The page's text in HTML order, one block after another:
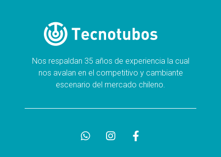
Nos respaldan 35 años de experiencia la cual
nos avalan en el competitivo y cambiante
escenario del mercado chileno.